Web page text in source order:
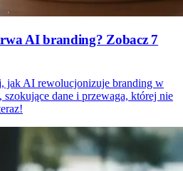
AI branding? Zobacz 7
jak AI rewolucjonizuje branding w
szokujące dane i przewaga, której nie